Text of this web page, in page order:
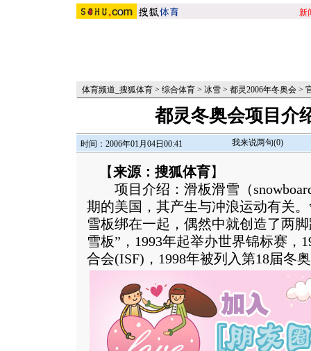
新
体育频道_搜狐体育 > 综合体育 > 冰雪 > 都灵2006年冬奥会 >
都灵冬奥会项目介
时间：2006年01月04日00:41 我来说两句(0)
【来源：搜狐体育 】
项目介绍：滑板滑雪（
期的美国，其产生与冲浪运动有关
雪板绑在一起，偶然中就创造了两
雪板”，1993年起举办世界锦标赛，
合会(ISF)，1998年被列入第18届冬